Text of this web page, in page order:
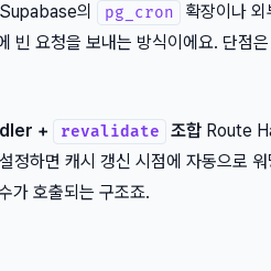
Supabase의 pg_cron
확장이나
요청을 보내는 방식이에요. 단점
+ revalidate 조합 Route
정하면 캐시 갱신 시점에 자동으로
가 호출되는 구조죠.